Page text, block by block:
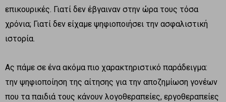
επικουρικές. Γιατί δεν έβγαιναν στην ώρα τους τόσα
χρόνια; Γιατί δεν είχαμε ψηφιοποιήσει την ασφαλιστική
ιστορία.
Ας πάμε σε ένα ακόμα πιο χαρακτηριστικό παράδειγμα:
την ψηφιοποίηση της αίτησης για την αποζημίωση γονέων
που τα παιδιά τους κάνουν λογοθεραπείες, εργοθεραπείες